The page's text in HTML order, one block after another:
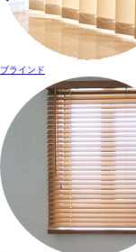
ブラインド